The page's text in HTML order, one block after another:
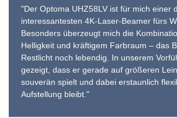
"Der Optoma UHZ58LV ist für mich einer
interessantesten 4K-Laser-Beamer fürs
Besonders überzeugt mich die
Helligkeit und kräftigem Farbraum – das
Restlicht noch lebendig. In unserem
gezeigt, dass er gerade auf größeren
souverän spielt und dabei erstaunlich
Aufstellung bleibt."